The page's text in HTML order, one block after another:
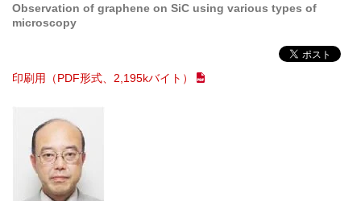
Observation of graphene on SiC using various types of
microscopy
印刷用（PDF形式、2,195kバイト）